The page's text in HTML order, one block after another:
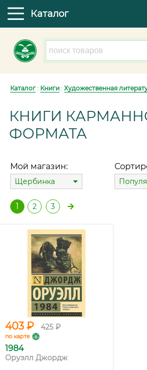
Каталог
Каталог: Книги : Художественная
КНИГИ
ФОРМАТА
Мой магазин:
Щербинка
1 2 3
403 ₽ 425 ₽
по карте
1984
Оруэлл Джордж